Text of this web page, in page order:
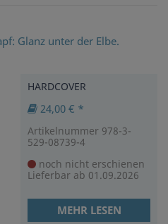
HARDCOVER
24,00 € *
Artikelnummer 978-3-
529-08739-4
noch nicht erschienen
Lieferbar ab 01.09.2026
MEHR LESEN